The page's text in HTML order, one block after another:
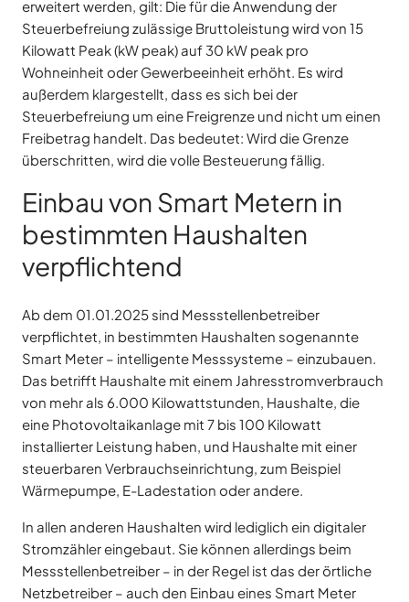
erweitert werden, gilt: Die für die Anwendung der
Steuerbefreiung zulässige Bruttoleistung wird von 15
Kilowatt Peak (kW peak) auf 30 kW peak pro
Wohneinheit oder Gewerbeeinheit erhöht. Es wird
außerdem klargestellt, dass es sich bei der
Steuerbefreiung um eine Freigrenze und nicht um einen
Freibetrag handelt. Das bedeutet: Wird die Grenze
überschritten, wird die volle Besteuerung fällig.
Einbau von Smart Metern in
bestimmten Haushalten
verpflichtend
Ab dem 01.01.2025 sind Messstellenbetreiber
verpflichtet, in bestimmten Haushalten sogenannte
Smart Meter – intelligente Messsysteme – einzubauen.
Das betrifft Haushalte mit einem Jahresstromverbrauch
von mehr als 6.000 Kilowattstunden, Haushalte, die
eine Photovoltaikanlage mit 7 bis 100 Kilowatt
installierter Leistung haben, und Haushalte mit einer
steuerbaren Verbrauchseinrichtung, zum Beispiel
Wärmepumpe, E-Ladestation oder andere.
In allen anderen Haushalten wird lediglich ein digitaler
Stromzähler eingebaut. Sie können allerdings beim
Messstellenbetreiber – in der Regel ist das der örtliche
Netzbetreiber – auch den Einbau eines Smart Meter